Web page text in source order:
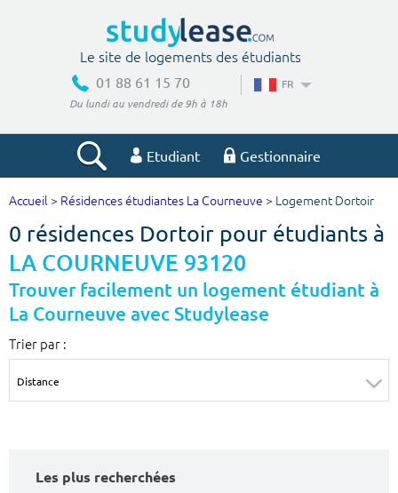
Le site de logements des étudiants
01 88 61 15 70
Du lundi au vendredi de 9h à 18h
FR
Etudiant Gestionnaire
Votre recherche
Ville, école
Accueil > Résidences étudiantes La Courneuve > Logement Dortoir
0 résidences Dortoir pour étudiants à
LA COURNEUVE 93120
Trouver facilement un logement étudiant à
La Courneuve avec Studylease
Trier par :
Les plus recherchées